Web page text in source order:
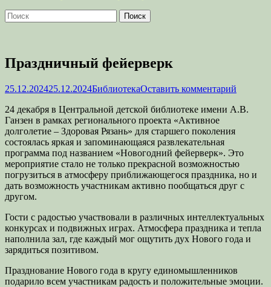
Поиск
Найти:
Праздничный фейерверк
Опубликовано
25.12.202425.12.2024Автор
БиблиотекаОставить комментарий
24 декабря в Центральной детской библиотеке имени А.В.
Ганзен в рамках регионального проекта «Активное
долголетие – Здоровая Рязань» для старшего поколения
состоялась яркая и запоминающаяся развлекательная
программа под названием «Новогодний фейерверк». Это
мероприятие стало не только прекрасной возможностью
погрузиться в атмосферу приближающегося праздника, но и
дать возможность участникам активно пообщаться друг с
другом.
Гости с радостью участвовали в различных интеллектуальных
конкурсах и подвижных играх. Атмосфера праздника и тепла
наполнила зал, где каждый мог ощутить дух Нового года и
зарядиться позитивом.
Празднование Нового года в кругу единомышленников
подарило всем участникам радость и положительные эмоции.